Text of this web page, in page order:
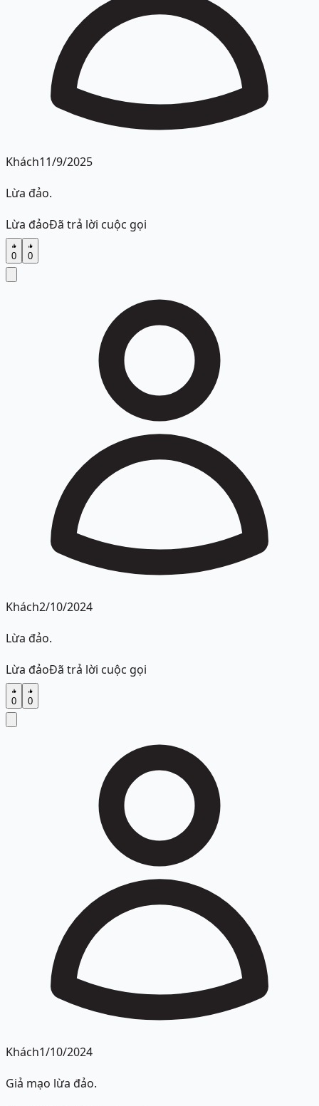
Khách11/9/2025
Lừa đảo.
Lừa đảoĐã trả lời cuộc gọi
0 0
Khách2/10/2024
Lừa đảo.
Lừa đảoĐã trả lời cuộc gọi
0 0
Khách1/10/2024
Giả mạo lừa đảo.